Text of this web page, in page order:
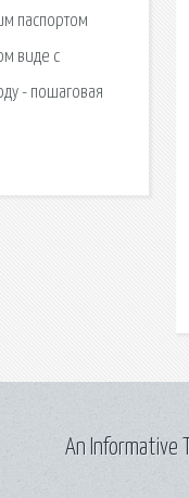
паспортом
виде с
- пошаговая
An Informative